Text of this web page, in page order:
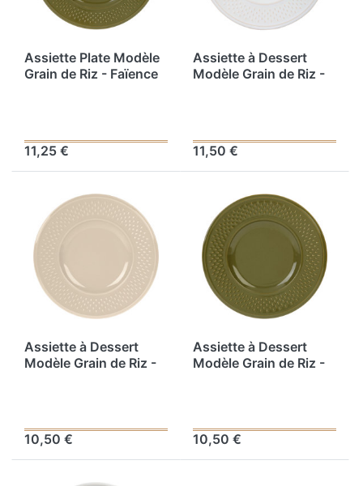
Assiette Plate Modèle
Grain de Riz - Faïence
11,25 €
Assiette à Dessert
Modèle Grain de Riz -
11,50 €
Assiette à Dessert
Modèle Grain de Riz -
10,50 €
Assiette à Dessert
Modèle Grain de Riz -
10,50 €